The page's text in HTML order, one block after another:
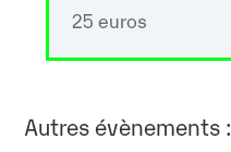
25 euros
Autres évènements :